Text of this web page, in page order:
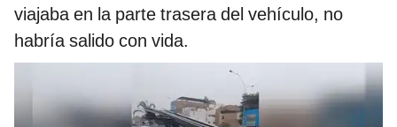
viajaba en la parte trasera del vehículo, no
habría salido con vida.